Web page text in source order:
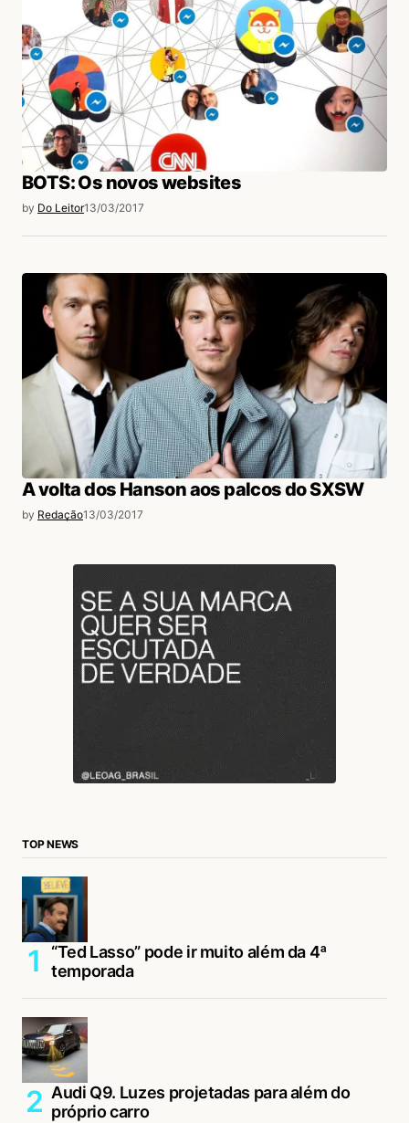
BOTS: Os novos websites
by Do Leitor13/03/2017
A volta dos Hanson aos palcos do SXSW
by Redação13/03/2017
TOP NEWS
“Ted Lasso” pode ir muito além da 4ª
temporada
Audi Q9. Luzes projetadas para além do
próprio carro